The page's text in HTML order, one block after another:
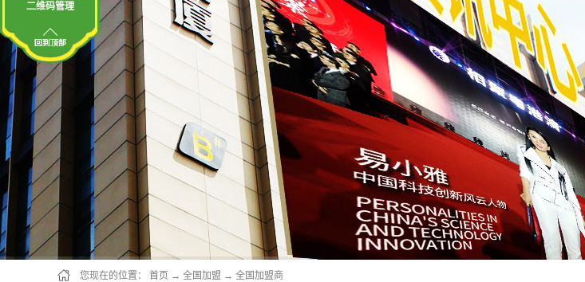
您现在的位置： 首页 → 全国加盟 → 全国加盟商
二维码管理